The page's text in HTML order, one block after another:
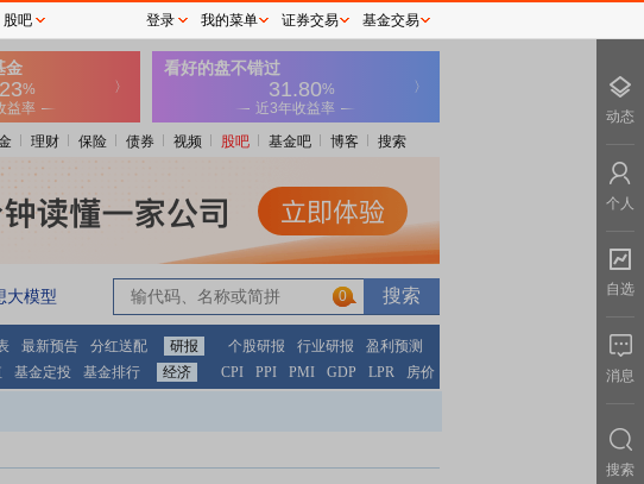
理财 保险 债券 视频 股吧 基金吧 博客 搜索
大模型 0
0
最新预告 分红送配 研报 个股研报 行业研报
盈利预测
基金定投 基金排行 经济 CPI PPI PMI GDP LPR 房价
股吧 登录 我的菜单 证券交易 基金交易
动态
个人
自选
消息
搜索